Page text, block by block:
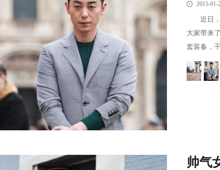
2015-01-
近日，
大家带来
套装备，
帅气